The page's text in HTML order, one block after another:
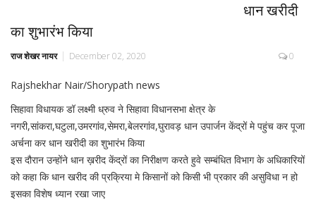
धान खरीदी
का शुभारंभ किया
राज शेखर नायर December 02, 2020 0
Rajshekhar Nair/Shorypath news
सिहावा विधायक डॉ लक्ष्मी ध्रुव ने सिहावा विधानसभा क्षेत्र के
नगरी,सांकरा,घटुला,उमरगांव,सेमरा,बेलरगांव,घुरावड़ धान उपार्जन केंद्रों मे पहुंच कर पूजा
अर्चना कर धान खरीदी का शुभारंभ किया
इस दौरान उन्होंने धान ख़रीद केंद्रों का निरीक्षण करते हुवे सम्बंधित विभाग के अधिकारियों
को कहा कि धान खरीद की प्रक्रिया मे किसानों को किसी भी प्रकार की असुविधा न हो
इसका विशेष ध्यान रखा जाए